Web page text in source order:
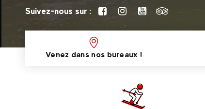
Suivez-nous sur :
Venez dans nos bureaux !